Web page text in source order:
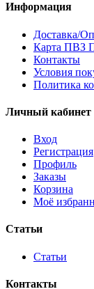
Информация
Доставка/
Карта ПВЗ
Контакты
Условия
Политика
Личный кабинет
Вход
Регистрация
Профиль
Заказы
Корзина
Моё
Статьи
Статьи
Контакты